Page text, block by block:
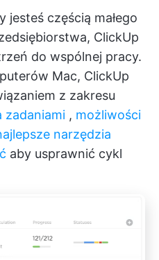
jesteś częścią małego
ClickUp
do wspólnej pracy.
Mac, ClickUp
z zakresu
zadaniami , możliwości
narzędzia
aby usprawnić cykl